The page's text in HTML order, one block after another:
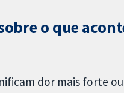
o que
dor mais forte